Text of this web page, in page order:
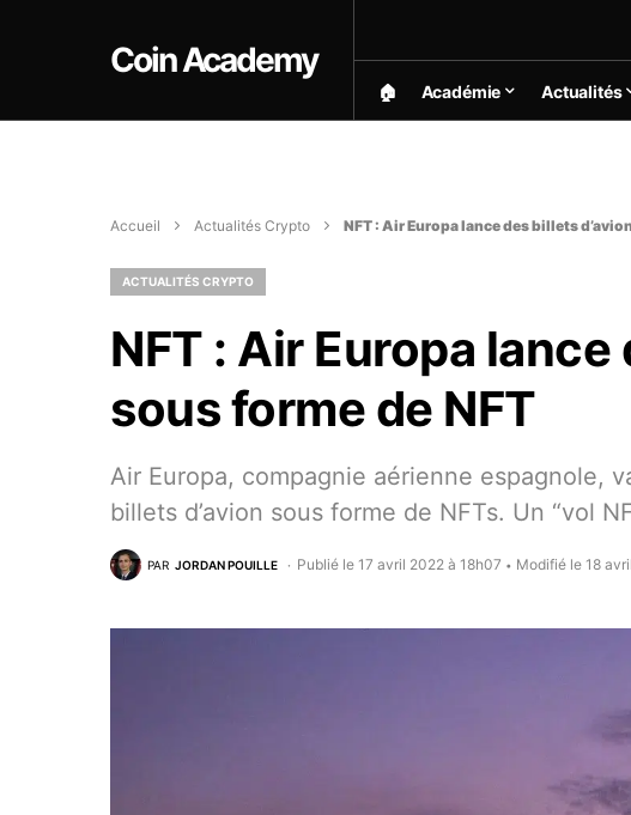
Coin Academy
🏠︎ Académie Actualités
Accueil Actualités Crypto NFT : Air Europa lance des billets
ACTUALITÉS CRYPTO
NFT : Air Europa lance
sous forme de NFT
Air Europa, compagnie aérienne espagnole,
billets d’avion sous forme de NFTs. Un “vol
PAR JORDAN POUILLE Publié le 17 avril 2022 à 18h07 • Modifié le 18